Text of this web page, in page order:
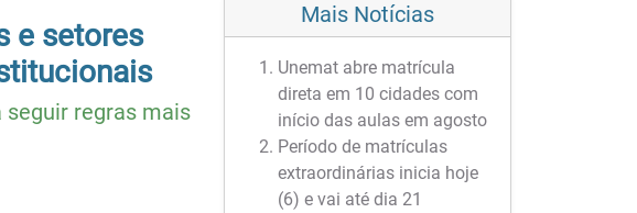
e setores
seguir regras mais
Mais Notícias
Unemat abre matrícula
direta em 10 cidades com
início das aulas em agosto
Período de matrículas
extraordinárias inicia hoje
(6) e vai até dia 21